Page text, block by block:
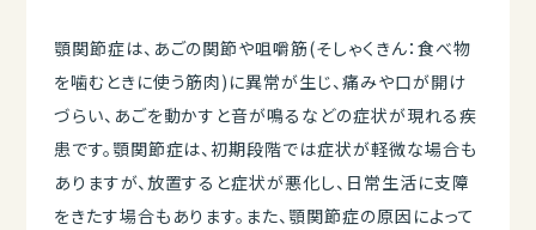
顎関節症は、あごの関節や咀嚼筋(そしゃくきん：食べ物
を噛むときに使う筋肉)に異常が生じ、痛みや口が開け
づらい、あごを動かすと音が鳴るなどの症状が現れる疾
患です。顎関節症は、初期段階では症状が軽微な場合も
ありますが、放置すると症状が悪化し、日常生活に支障
をきたす場合もあります。また、顎関節症の原因によって